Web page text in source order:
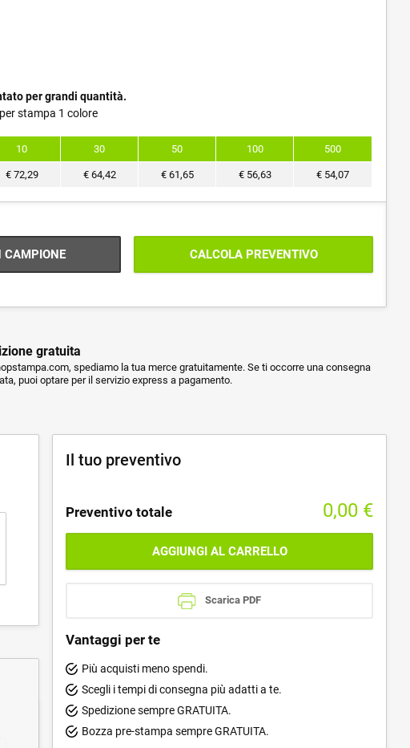
per grandi quantità.
stampa 1 colore
10 30 50 100 500
€ 72,29 € 64,42 € 61,65 € 56,63 € 54,07
CAMPIONE CALCOLA PREVENTIVO
gratuita
spediamo la tua merce gratuitamente. Se ti occorre una consegna
puoi optare per il servizio express a pagamento.
Il tuo preventivo
Preventivo totale 0,00 €
AGGIUNGI AL CARRELLO
Scarica PDF
Vantaggi per te
Più acquisti meno spendi.
Scegli i tempi di consegna più adatti a te.
Spedizione sempre GRATUITA.
Bozza pre-stampa sempre GRATUITA.